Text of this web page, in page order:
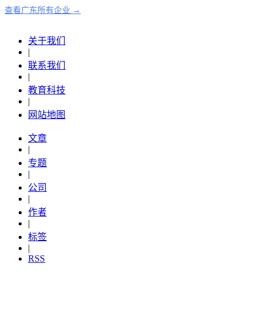
查看广东所有企业 →
关于我们
|
联系我们
|
教育科技
|
网站地图
文章
|
专题
|
公司
|
作者
|
标签
|
RSS